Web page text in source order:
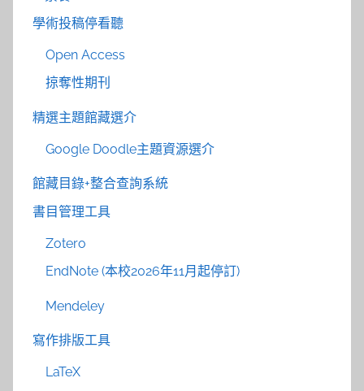
學術投稿停看聽
Open Access
掠奪性期刊
精選主題館藏選介
Google Doodle主題資源選介
館藏目錄+整合查詢系統
書目管理工具
Zotero
EndNote (本校2026年11月起停訂)
Mendeley
寫作排版工具
LaTeX